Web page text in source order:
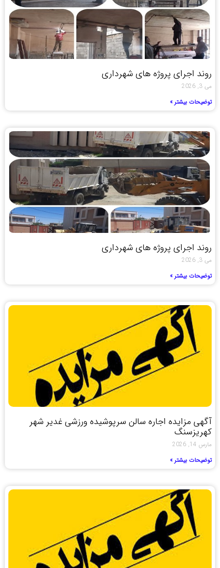
روند اجرای پروژه های شهرداری
می 3, 2026
توضیحات بیشتر »
روند اجرای پروژه های شهرداری
می 3, 2026
توضیحات بیشتر »
آگهی مزایده اجاره سالن سرپوشیده ورزشی غدیر شهر
کهریزسنگ
مارس 14, 2026
توضیحات بیشتر »